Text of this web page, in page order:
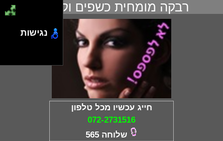
רבקה מומחית כשפים וקלפים
חייג עכשיו מכל טלפון
072-2731516
שלוחה 565
נגישות